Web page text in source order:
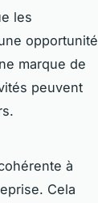
les
opportunité
marque de
peuvent
à
Cela